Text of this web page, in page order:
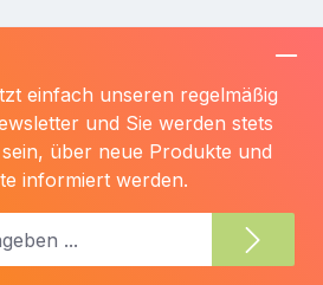
einfach unseren regelmäßig
und Sie werden stets
über neue Produkte und
informiert werden.